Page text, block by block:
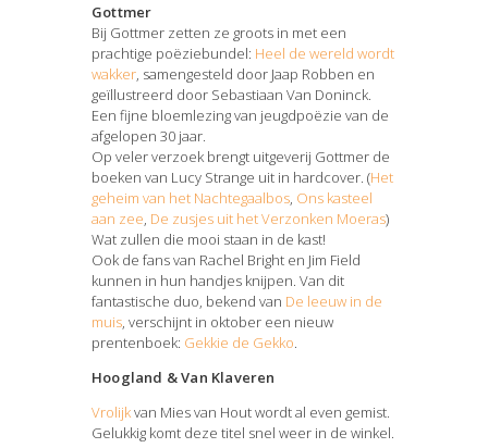
Gottmer
Bij Gottmer zetten ze groots in met een
prachtige poëziebundel: Heel de wereld wordt
wakker, samengesteld door Jaap Robben en
geïllustreerd door Sebastiaan Van Doninck.
Een fijne bloemlezing van jeugdpoëzie van de
afgelopen 30 jaar.
Op veler verzoek brengt uitgeverij Gottmer de
boeken van Lucy Strange uit in hardcover. (Het
geheim van het Nachtegaalbos, Ons kasteel
aan zee, De zusjes uit het Verzonken Moeras)
Wat zullen die mooi staan in de kast!
Ook de fans van Rachel Bright en Jim Field
kunnen in hun handjes knijpen. Van dit
fantastische duo, bekend van De leeuw in de
muis, verschijnt in oktober een nieuw
prentenboek: Gekkie de Gekko.
Hoogland & Van Klaveren
Vrolijkvan Mies van Hout wordt al even gemist.
Gelukkig komt deze titel snel weer in de winkel.